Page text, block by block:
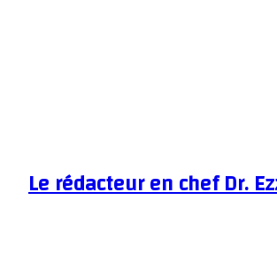
Le rédacteur en chef Dr.